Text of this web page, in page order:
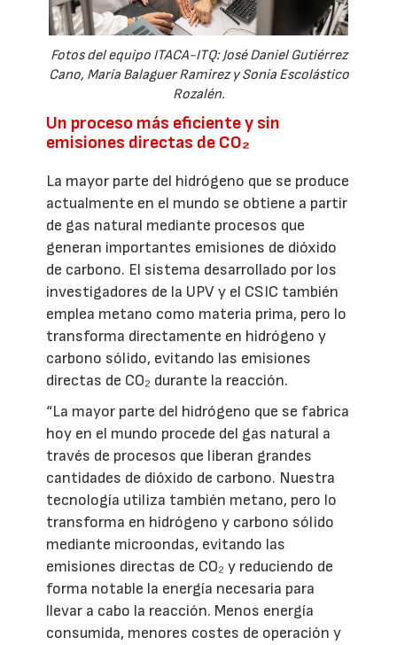
Fotos del equipo ITACA-ITQ: José Daniel Gutiérrez
Cano, María Balaguer Ramirez y Sonia Escolástico
Rozalén.
Un proceso más eficiente y sin
emisiones directas de CO₂
La mayor parte del hidrógeno que se produce
actualmente en el mundo se obtiene a partir
de gas natural mediante procesos que
generan importantes emisiones de dióxido
de carbono. El sistema desarrollado por los
investigadores de la UPV y el CSIC también
emplea metano como materia prima, pero lo
transforma directamente en hidrógeno y
carbono sólido, evitando las emisiones
directas de CO₂ durante la reacción.
“La mayor parte del hidrógeno que se fabrica
hoy en el mundo procede del gas natural a
través de procesos que liberan grandes
cantidades de dióxido de carbono. Nuestra
tecnología utiliza también metano, pero lo
transforma en hidrógeno y carbono sólido
mediante microondas, evitando las
emisiones directas de CO₂ y reduciendo de
forma notable la energía necesaria para
llevar a cabo la reacción. Menos energía
consumida, menores costes de operación y